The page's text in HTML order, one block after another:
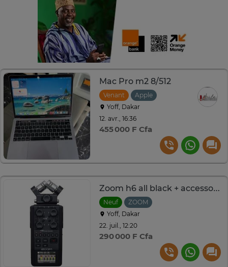
Mac Pro m2 8/512
Venant
Apple
Yoff, Dakar
12. avr., 16:36
455 000 F Cfa
Zoom h6 all black + accessoires
Neuf
ZOOM
Yoff, Dakar
22. juil., 12:20
290 000 F Cfa